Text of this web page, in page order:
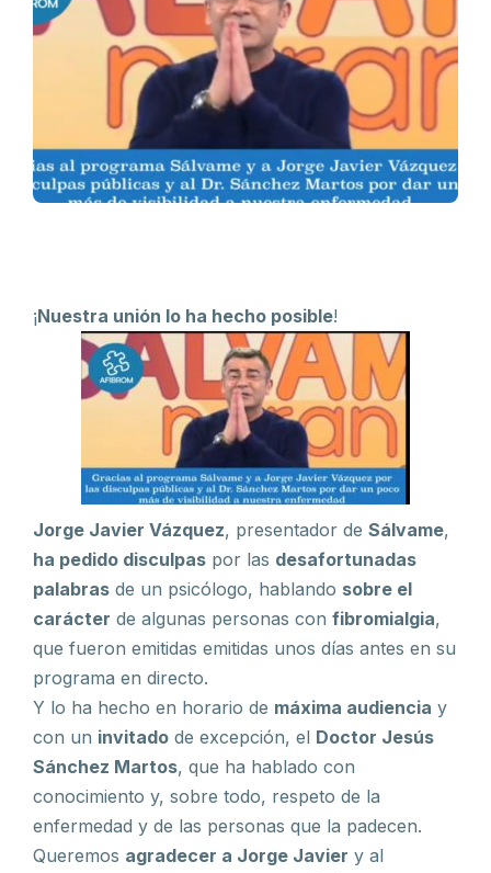
¡Nuestra unión lo ha hecho posible!
Jorge Javier Vázquez, presentador de Sálvame,
ha pedido disculpas por las desafortunadas
palabras de un psicólogo, hablando sobre el
carácter de algunas personas con fibromialgia,
que fueron emitidas emitidas unos días antes en su
programa en directo.
Y lo ha hecho en horario de máxima audiencia y
con un invitado de excepción, el Doctor Jesús
Sánchez Martos, que ha hablado con
conocimiento y, sobre todo, respeto de la
enfermedad y de las personas que la padecen.
Queremos agradecer a Jorge Javier y al